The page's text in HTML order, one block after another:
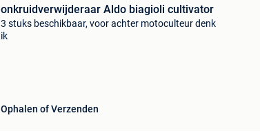
onkruidverwijderaar Aldo biagioli cultivator
3 stuks beschikbaar, voor achter motoculteur denk
ik
Ophalen of Verzenden